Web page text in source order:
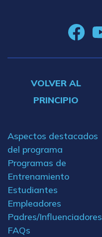
VOLVER AL
PRINCIPIO
Aspectos destacados
del programa
Programas de
Entrenamiento
Estudiantes
Empleadores
Padres/Influenciadores
FAQs